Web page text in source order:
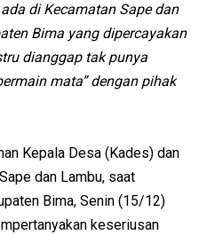
di Kecamatan Sape dan
Bima yang dipercayakan
dianggap tak punya
mata” dengan pihak
Kepala Desa (Kades) dan
dan Lambu, saat
Bima, Senin (15/12)
keseriusan